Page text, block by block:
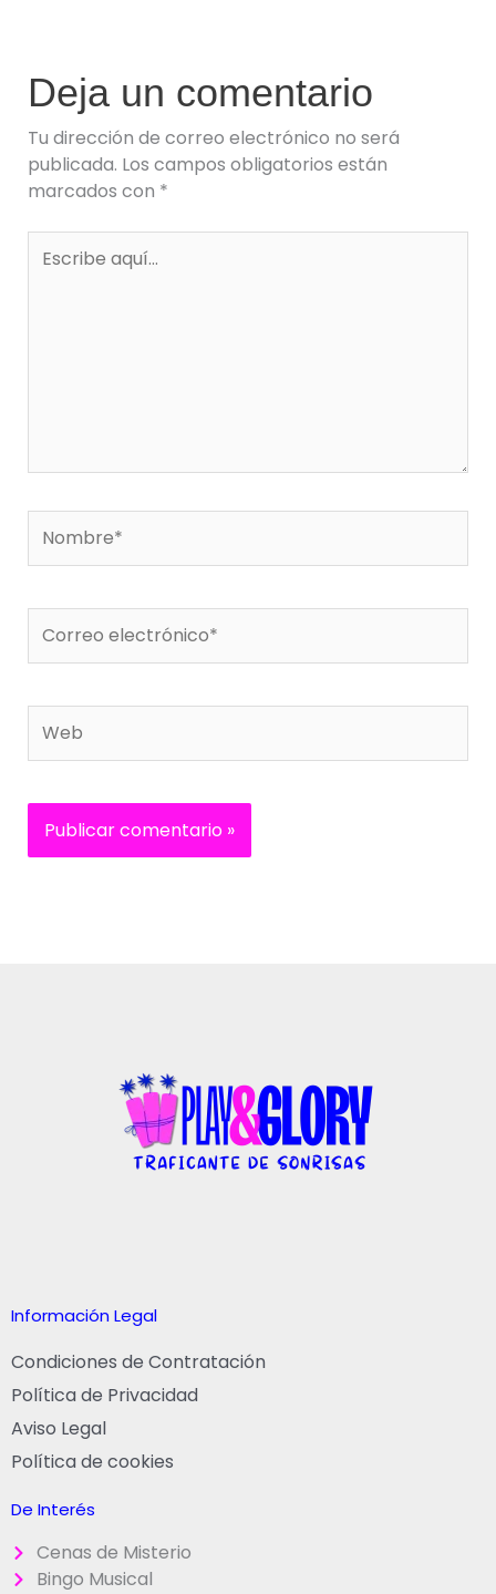
Deja un comentario
Tu dirección de correo electrónico no será
publicada. Los campos obligatorios están
marcados con *
aquí...
electrónico*
Información Legal
Condiciones de Contratación
Política de Privacidad
Aviso Legal
Política de cookies
De Interés
Cenas de Misterio
Bingo Musical